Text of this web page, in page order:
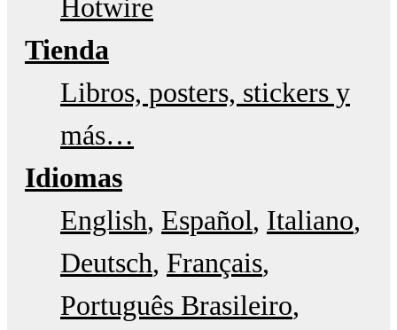
Hotwire
Tienda
Libros, posters, stickers y
más…
Idiomas
English Español Italiano
Deutsch Français
Português Brasileiro